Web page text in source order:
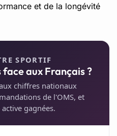
et de la longévité
SPORTIF
aux Français ?
chiffres nationaux
de l'OMS, et
gagnées.